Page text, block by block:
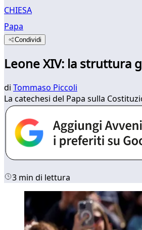
CHIESA
Papa
Condividi
Leone XIV: la struttura
di Tommaso Piccoli
La catechesi del Papa sulla
3 min di lettura